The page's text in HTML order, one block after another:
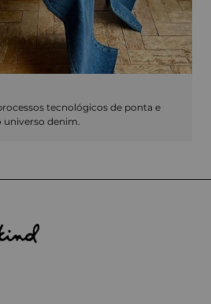
tecnológicos de ponta e
universo denim.